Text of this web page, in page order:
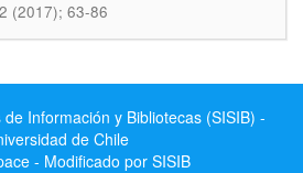
(2017); 63-86
Información y Bibliotecas (SISIB) -
de Chile
- Modificado por SISIB